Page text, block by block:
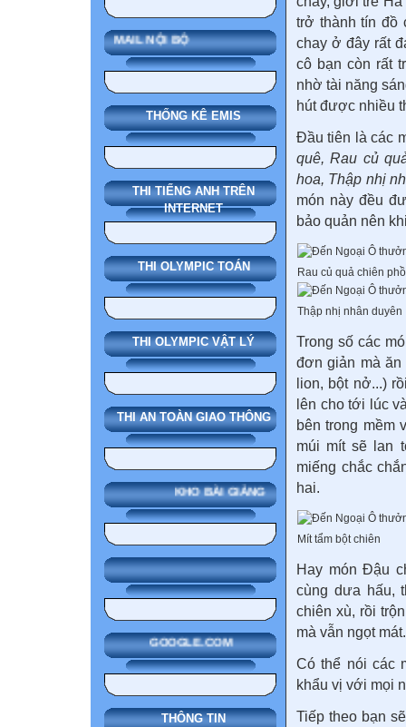
MAIL NỘI BỘ
THỐNG KÊ EMIS
THI TIẾNG ANH TRÊN
INTERNET
THI OLYMPIC TOÁN
THI OLYMPIC VẬT LÝ
THI AN TOÀN GIAO THÔNG
KHO BÀI GIẢNG
GOOGLE.COM
THÔNG TIN
trở thành tín đồ
chay ở đây rất
cô bạn còn rất
nhờ tài năng
hút được nhiều
Đầu tiên là các
quê, Rau củ
hoa, Thập nhị
món này đều
bảo quản nên
Rau củ quả chiên
Thập nhị nhân duyên
Trong số các
đơn giản mà ăn
lion, bột nở...)
lên cho tới lúc
bên trong mềm
múi mít sẽ lan
miếng chắc
hai.
Mít tẩm bột chiên
Hay món Đậu
cùng dưa hấu,
chiên xù, rồi
mà vẫn ngọt mát.
Có thể nói các
khẩu vị với mọi
Tiếp theo bạn